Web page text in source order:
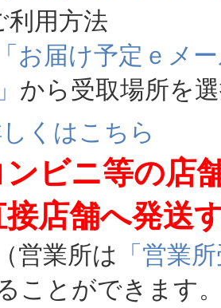
用方法
「お届け予定ｅメ
から受取場所を
くはこちら
ビニ等の店
接店舗へ発送
業所は 「営業
ことができます